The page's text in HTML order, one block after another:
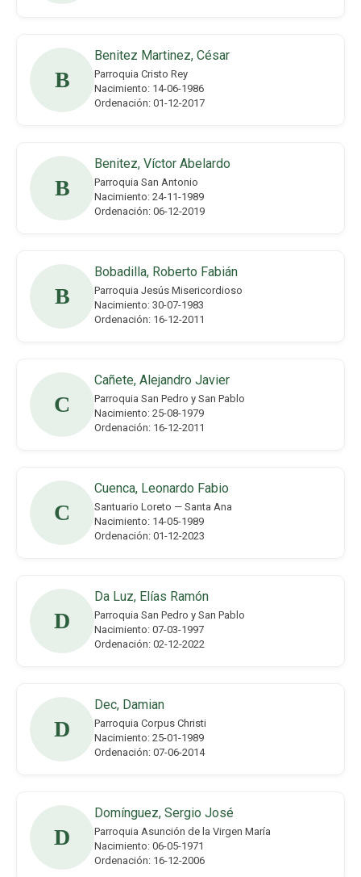
B
Benitez Martinez, César
Parroquia Cristo Rey
Nacimiento: 14-06-1986
Ordenación: 01-12-2017
B
Benitez, Víctor Abelardo
Parroquia San Antonio
Nacimiento: 24-11-1989
Ordenación: 06-12-2019
B
Bobadilla, Roberto Fabián
Parroquia Jesús Misericordioso
Nacimiento: 30-07-1983
Ordenación: 16-12-2011
C
Cañete, Alejandro Javier
Parroquia San Pedro y San Pablo
Nacimiento: 25-08-1979
Ordenación: 16-12-2011
C
Cuenca, Leonardo Fabio
Santuario Loreto — Santa Ana
Nacimiento: 14-05-1989
Ordenación: 01-12-2023
D
Da Luz, Elías Ramón
Parroquia San Pedro y San Pablo
Nacimiento: 07-03-1997
Ordenación: 02-12-2022
D
Dec, Damian
Parroquia Corpus Christi
Nacimiento: 25-01-1989
Ordenación: 07-06-2014
D
Domínguez, Sergio José
Parroquia Asunción de la Virgen María
Nacimiento: 06-05-1971
Ordenación: 16-12-2006